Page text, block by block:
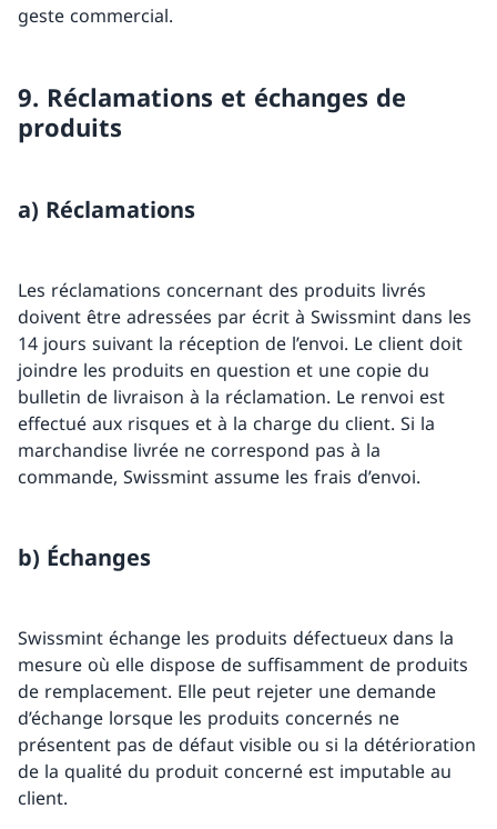
geste commercial.
9. Réclamations et échanges de
produits
a) Réclamations
Les réclamations concernant des produits livrés
doivent être adressées par écrit à Swissmint dans les
14 jours suivant la réception de l’envoi. Le client doit
joindre les produits en question et une copie du
bulletin de livraison à la réclamation. Le renvoi est
effectué aux risques et à la charge du client. Si la
marchandise livrée ne correspond pas à la
commande, Swissmint assume les frais d’envoi.
b) Échanges
Swissmint échange les produits défectueux dans la
mesure où elle dispose de suffisamment de produits
de remplacement. Elle peut rejeter une demande
d’échange lorsque les produits concernés ne
présentent pas de défaut visible ou si la détérioration
de la qualité du produit concerné est imputable au
client.